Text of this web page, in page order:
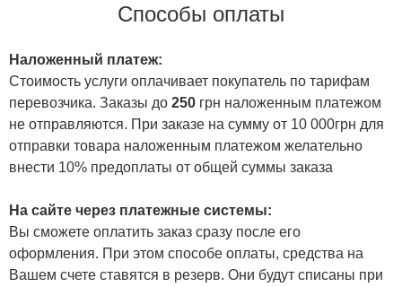
Способы оплаты
Наложенный платеж:
Стоимость услуги оплачивает покупатель по тарифам
перевозчика. Заказы до 250 грн наложенным платежом
не отправляются. При заказе на сумму от 10 000грн для
отправки товара наложенным платежом желательно
внести 10% предоплаты от общей суммы заказа
На сайте через платежные системы:
Вы сможете оплатить заказ сразу после его
оформления. При этом способе оплаты, средства на
Вашем счете ставятся в резерв. Они будут списаны при